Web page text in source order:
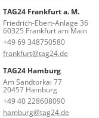
TAG24 Frankfurt a. M.
Friedrich-Ebert-Anlage 36
60325 Frankfurt am Main
+49 69 348750580
frankfurt@tag24.de
TAG24 Hamburg
Am Sandtorkai 77
20457 Hamburg
+49 40 228608090
hamburg@tag24.de